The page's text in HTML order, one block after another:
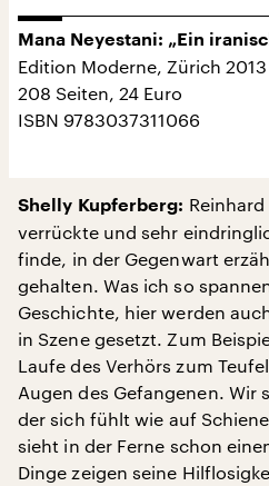
Mana Neyestani: „Ein
Edition Moderne, Zürich 2013
208 Seiten, 24 Euro
ISBN 9783037311066
Shelly Kupferberg:
verrückte und sehr
finde, in der Gegenwart
gehalten. Was ich so
Geschichte, hier werden
in Szene gesetzt. Zum
Laufe des Verhörs zum
Augen des Gefangenen. Wir
der sich fühlt wie auf
sieht in der Ferne schon
Dinge zeigen seine